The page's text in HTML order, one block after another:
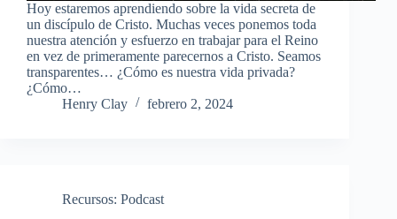
Hoy estaremos aprendiendo sobre la vida secreta de
un discípulo de Cristo. Muchas veces ponemos toda
nuestra atención y esfuerzo en trabajar para el Reino
en vez de primeramente parecernos a Cristo. Seamos
transparentes… ¿Cómo es nuestra vida privada?
¿Cómo…
Henry Clay
febrero 2, 2024
Recursos: Podcast